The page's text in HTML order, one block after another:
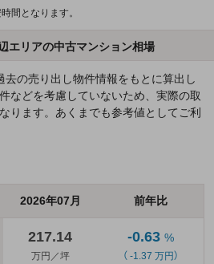
間となります。
エリアの中古マンション相場
去の売り出し物件情報をもとに算出し
などを考慮していないため、実際の取
ります。あくまでも参考値としてご利
2026年07月 前年比
217.14
万円／坪
-0.63 %
（ -1.37 万円）